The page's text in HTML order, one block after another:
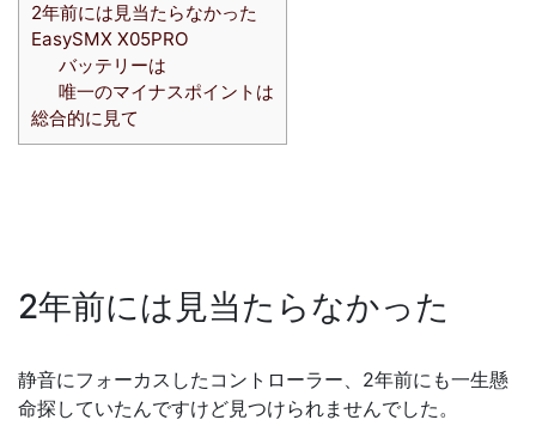
2年前には見当たらなかった
EasySMX X05PRO
バッテリーは
唯一のマイナスポイントは
総合的に見て
2年前には見当たらなかった
静音にフォーカスしたコントローラー、2年前にも一生懸
命探していたんですけど見つけられませんでした。